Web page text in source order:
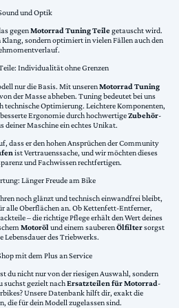
und Optik
gegenMotorrad Tuning Teilegetauscht wird.
sondern optimiert in vielen Fällen auch den
Individualität ohne Grenzen
nur die Basis. Mit unserenMotorrad Tuning
der Masse abheben. Tuning bedeutet bei uns
technische Optimierung. Leichtere Komponenten,
Ergonomie durch hochwertigeZubehör-
deiner Maschine ein echtes Unikat.
dass er den hohen Ansprüchen der Community
ist Vertrauenssache, und wir möchten dieses
und Fachwissen rechtfertigen.
Länger Freude am Bike
noch glänzt und technisch einwandfrei bleibt,
alle Oberflächen an. Ob Kettenfett-Entferner,
– die richtige Pflege erhält den Wert deines
Motorölund einem sauberenÖlfiltersorgst
Lebensdauer des Triebwerks.
mit dem Plus an Service
du nicht nur von der riesigen Auswahl, sondern
suchst gezielt nachErsatzteilen für Motorrad-
Unsere Datenbank hilft dir, exakt die
die für dein Modell zugelassen sind.